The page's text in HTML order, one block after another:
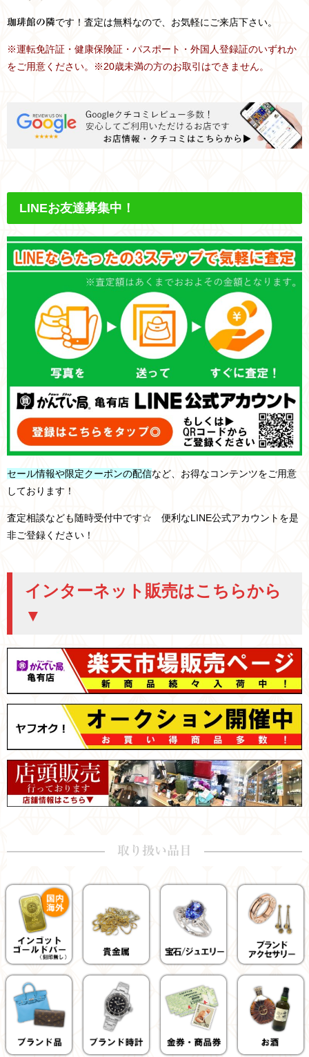
珈琲館の隣です！査定は無料なので、お気軽にご来店下さい。
※運転免許証・健康保険証・パスポート・外国人登録証のいずれか
をご用意ください。※20歳未満の方のお取引はできません。
LINEお友達募集中！
セール情報や限定クーポンの配信など、お得なコンテンツをご用意
しております！
査定相談なども随時受付中です☆ 便利なLINE公式アカウントを是
非ご登録ください！
インターネット販売はこちらから
▼
取り扱い品目